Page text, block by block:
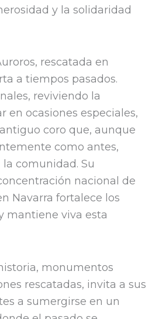
y la solidaridad
rescatada en
a tiempos pasados.
reviviendo la
en ocasiones especiales,
coro que, aunque
como antes,
comunidad. Su
nacional de
Navarra fortalece los
mantiene viva esta
monumentos
rescatadas, invita a sus
a sumergirse en un